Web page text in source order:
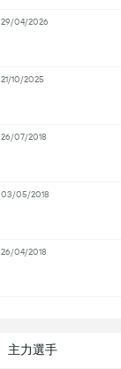
主力選手
29/04/2026
21/10/2025
26/07/2018
03/05/2018
26/04/2018